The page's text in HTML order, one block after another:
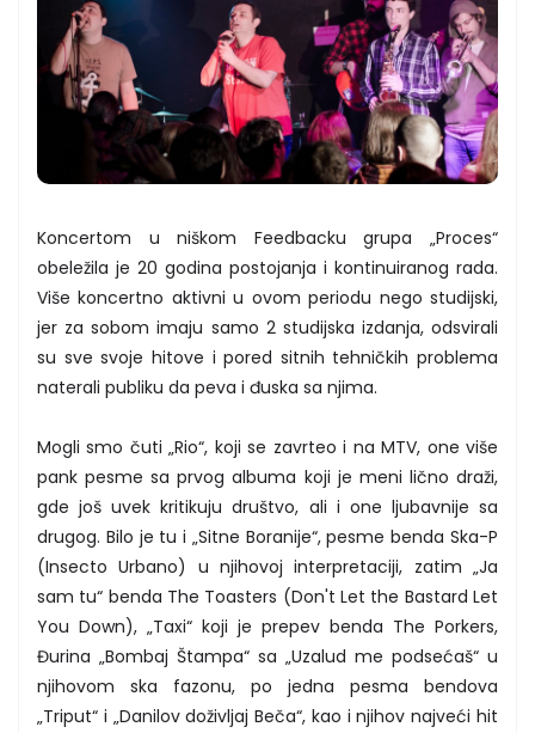
Koncertom u niškom Feedbacku grupa „Proces“
obeležila je 20 godina postojanja i kontinuiranog rada.
Više koncertno aktivni u ovom periodu nego studijski,
jer za sobom imaju samo 2 studijska izdanja, odsvirali
su sve svoje hitove i pored sitnih tehničkih problema
naterali publiku da peva i đuska sa njima.
Mogli smo čuti „Rio“, koji se zavrteo i na MTV, one više
pank pesme sa prvog albuma koji je meni lično draži,
gde još uvek kritikuju društvo, ali i one ljubavnije sa
drugog. Bilo je tu i „Sitne Boranije“, pesme benda Ska-P
(Insecto Urbano) u njihovoj interpretaciji, zatim „Ja
sam tu“ benda The Toasters (Don't Let the Bastard Let
You Down), „Taxi“ koji je prepev benda The Porkers,
Đurina „Bombaj Štampa“ sa „Uzalud me podsećaš“ u
njihovom ska fazonu, po jedna pesma bendova
„Triput“ i „Danilov doživljaj Beča“, kao i njihov najveći hit